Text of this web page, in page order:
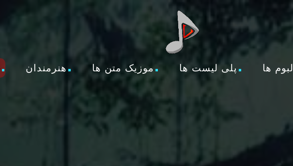
آلبوم ها پلی لیست ها موزیک متن ها هنرمندان